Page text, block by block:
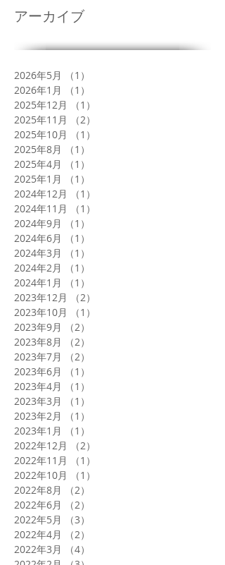
アーカイブ
2026年5月 （1）
2026年1月
（1）
2025年12月
（1）
2025年11月
（2）
2025年10月
（1）
2025年8月
（1）
2025年4月
（1）
2025年1月
（1）
2024年12月
（1）
2024年11月
（1）
2024年9月
（1）
2024年6月
（1）
2024年3月
（1）
2024年2月
（1）
2024年1月
（1）
2023年12月
（2）
2023年10月
（1）
2023年9月
（2）
2023年8月
（2）
2023年7月
（2）
2023年6月
（1）
2023年4月
（1）
2023年3月
（1）
2023年2月
（1）
2023年1月
（1）
2022年12月
（2）
2022年11月
（1）
2022年10月
（1）
2022年8月
（2）
2022年6月
（2）
2022年5月
（3）
2022年4月
（2）
2022年3月
（4）